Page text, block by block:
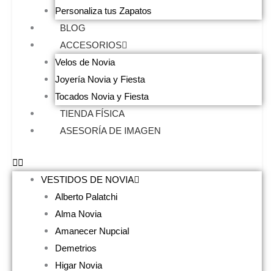
Personaliza tus Zapatos
BLOG
ACCESORIOS
Velos de Novia
Joyería Novia y Fiesta
Tocados Novia y Fiesta
TIENDA FÍSICA
ASESORÍA DE IMAGEN
VESTIDOS DE NOVIA
Alberto Palatchi
Alma Novia
Amanecer Nupcial
Demetrios
Higar Novia